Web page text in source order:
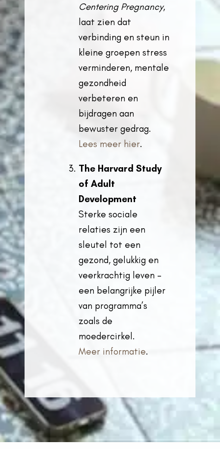
Centering Pregnancy,
laat zien dat
verbinding en steun in
kleine groepen stress
verminderen, mentale
gezondheid
verbeteren en
bijdragen aan
bewuster gedrag.
Lees meer hier.
The Harvard Study
of Adult
Development
Sterke sociale
relaties zijn een
sleutel tot een
gezond, gelukkig en
veerkrachtig leven –
een belangrijke pijler
van programma’s
zoals de
moedercirkel.
Meer informatie.